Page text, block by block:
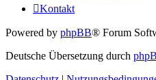
Kontakt
Powered by phpBB® Forum
Deutsche Übersetzung durch